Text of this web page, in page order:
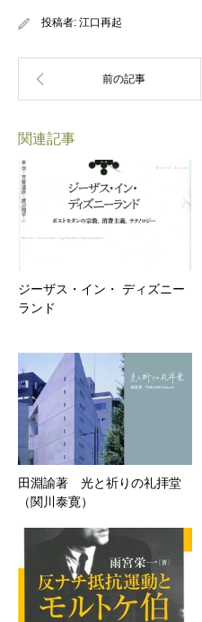
投稿者: 江口再起
関連記事
ジーザス・イン・ ディズニー
ランド
田淵諭著 光と祈りの礼拝堂
（関川泰寛）